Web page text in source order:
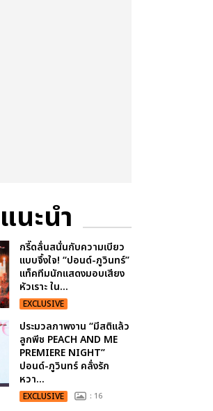
แนะนำ
กรี๊ดลั่นสนั่นกับความเบียว
แบบจึ้งใจ! “ปอนด์-ภูวินทร์”
แท็คทีมนักแสดงมอบเสียง
หัวเราะ ใน...
EXCLUSIVE
ประมวลภาพงาน “มีสติแล้ว
ลูกพีช PEACH AND ME
PREMIERE NIGHT”
ปอนด์-ภูวินทร์ คลั่งรัก
หวา...
EXCLUSIVE : 16